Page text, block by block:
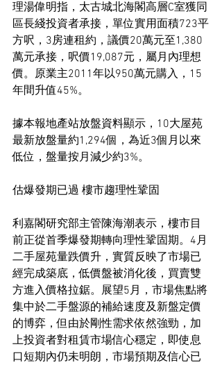
理湯偉明指，太古城北海閣高層C室獲同
區長綫投資者承接，單位實用面積723平
方呎，3房連租約，議價20萬元至1,380
萬元承接，呎價19,087元，屬月內理想
價。原業主2011年以950萬元購入，15
年間升值45%。
據本報地產站放盤資料顯示，10大屋苑
最新放盤量約1,294個，為近3個月以來
低位，盤量按月減少約3%。
估爆發期已過 樓市趨理性鞏固
利嘉閣研究部主管陳海潮表示，樓市目
前正從首季爆發期轉向理性鞏固期。4月
二手屋苑量跌價升，實質反映了市場已
經完成築底，低價盤被消化後，買賣雙
方進入價格拉鋸。展望5月，市場焦點將
集中於二手盤源的補給速度及新盤定價
的博弈，但由於剛性需求依然強勁，加
上投資者對租賃市場信心穩定，即使息
口短期內仍未明朗，市場預期及信心已